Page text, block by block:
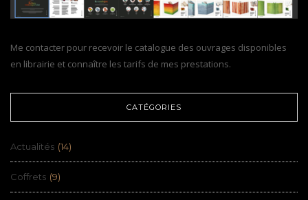
Me contacter pour recevoir le catalogue des ouvrages disponibles
en librairie et connaître les tarifs de mes prestations.
CATÉGORIES
Actualités (14)
Coffrets (9)